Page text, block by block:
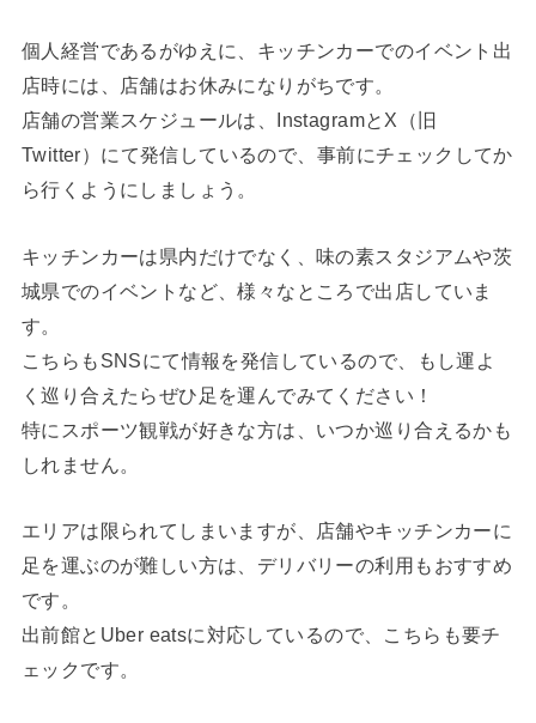
個人経営であるがゆえに、キッチンカーでのイベント出
店時には、店舗はお休みになりがちです。
店舗の営業スケジュールは、InstagramとX（旧
Twitter）にて発信しているので、事前にチェックしてか
ら行くようにしましょう。
キッチンカーは県内だけでなく、味の素スタジアムや茨
城県でのイベントなど、様々なところで出店していま
す。
こちらもSNSにて情報を発信しているので、もし運よ
く巡り合えたらぜひ足を運んでみてください！
特にスポーツ観戦が好きな方は、いつか巡り合えるかも
しれません。
エリアは限られてしまいますが、店舗やキッチンカーに
足を運ぶのが難しい方は、デリバリーの利用もおすすめ
です。
出前館とUber eatsに対応しているので、こちらも要チ
ェックです。